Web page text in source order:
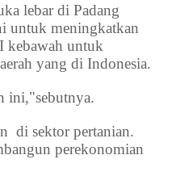
lebar di Padang
untuk meningkatkan
kebawah untuk
yang di Indonesia.
ini,"sebutnya.
di sektor pertanian.
perekonomian